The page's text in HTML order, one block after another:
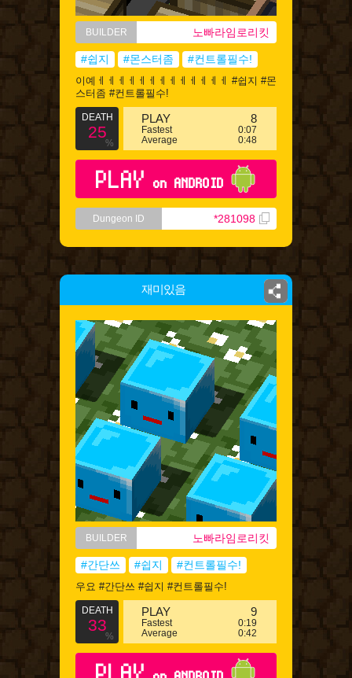
BUILDER 노빠라임로리킷
#쉽지 #몬스터좀 #컨트롤필수!
이예ㅔㅔㅔㅔㅔㅔㅔㅔㅔㅔㅔㅔㅔ #쉽지 #몬
스터좀 #컨트롤필수!
DEATH
25
%
PLAY 8
Fastest
0:07
Average
0:48
PLAY on ANDROID
Dungeon ID *281098
재미있음
BUILDER 노빠라임로리킷
#간단쓰 #쉽지 #컨트롤필수!
우요 #간단쓰 #쉽지 #컨트롤필수!
DEATH
33
%
PLAY 9
Fastest
0:19
Average
0:42
PLAY